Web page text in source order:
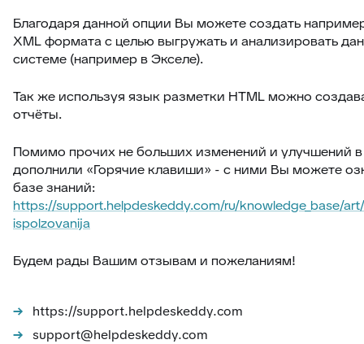
Благодаря данной опции Вы можете создать
XML формата с целью выгружать и анализировать
системе (например в Экселе).
Так же используя язык разметки HTML можно
отчёты.
Помимо прочих не больших изменений и улучшений
дополнили «Горячие клавиши» - с ними Вы можете
базе знаний:
https://support.helpdeskeddy.com/ru/knowledge_base/
ispolzovanija
Будем рады Вашим отзывам и пожеланиям!
https://support.helpdeskeddy.com
support@helpdeskeddy.com